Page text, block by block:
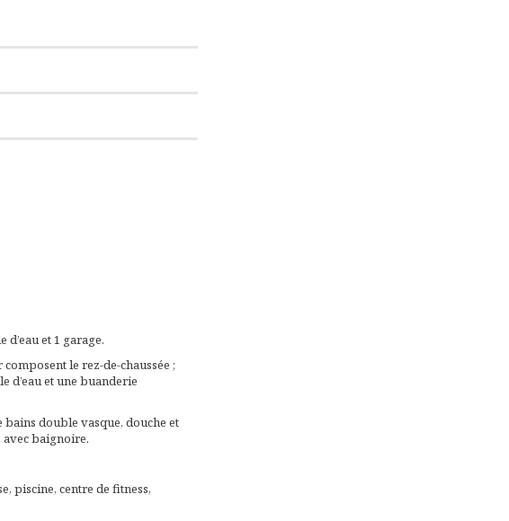
et 1 garage.
le rez-de-chaussée ;
d’eau et une buanderie
bains double vasque, douche et
avec baignoire.
piscine, centre de fitness,